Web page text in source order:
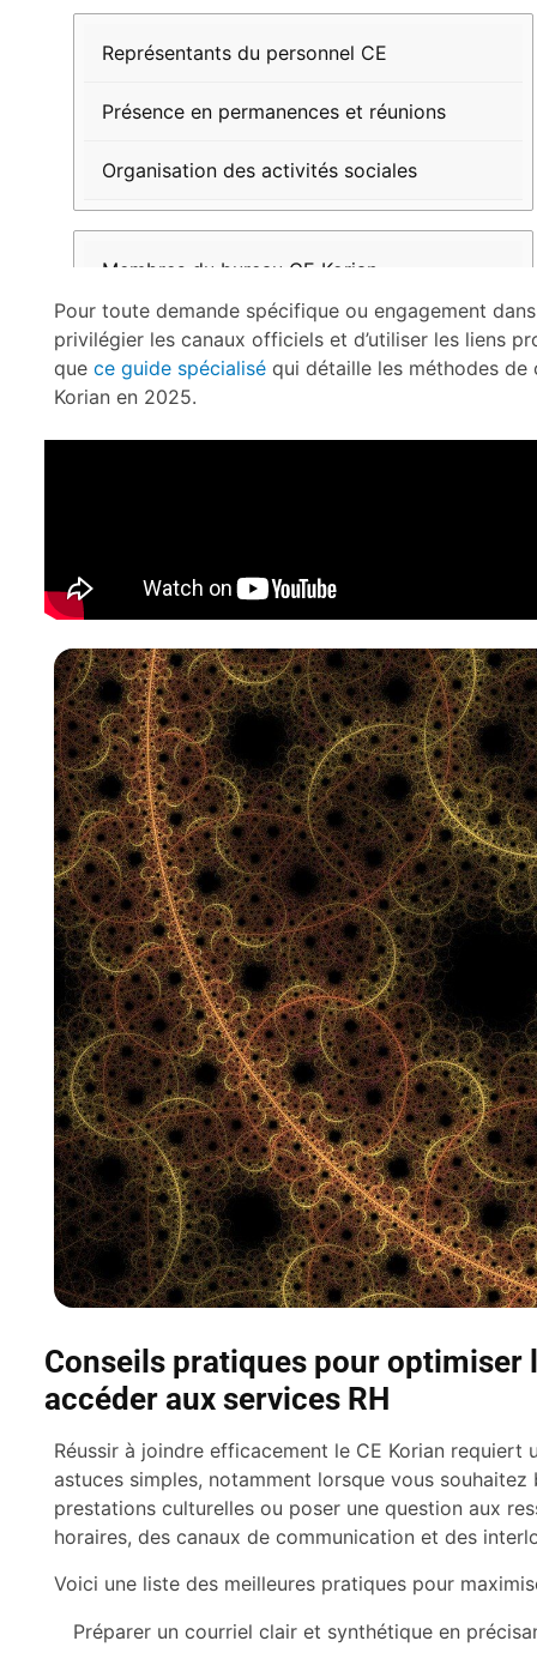
Représentants du personnel CE
Présence en permanences et réunions
Organisation des activités sociales
Membres du bureau CE Korian
Coordonnées intranet et site web
Gestion administrative et budgetaire
Pour toute demande spécifique ou engagement
privilégier les canaux officiels et d’utiliser les liens
que ce guide spécialisé qui détaille les méthodes de
Korian en 2025.
Conseils pratiques pour optimiser
accéder aux services RH
Réussir à joindre efficacement le CE Korian requiert
astuces simples, notamment lorsque vous
prestations culturelles ou poser une question aux
horaires, des canaux de communication et des
Voici une liste des meilleures pratiques pour
Préparer un courriel clair et synthétique en